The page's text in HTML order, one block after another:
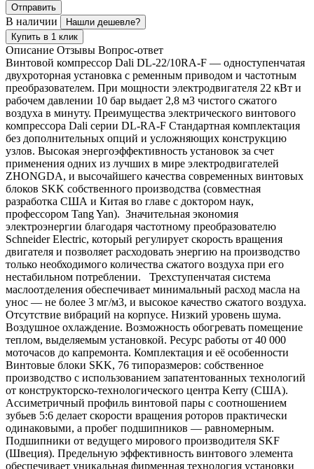
Отправить
В наличии
Нашли дешевле?
Купить в 1 клик
Описание Отзывы Вопрос-ответ
Винтовой компрессор Dali DL-22/10RA-F — одноступенчатая
двухроторная установка с ременным приводом и частотным
преобразователем. При мощности электродвигателя 22 кВт и
рабочем давлении 10 бар выдает 2,8 м3 чистого сжатого
воздуха в минуту. Преимущества электрического винтового
компрессора Dali серии DL-RA-F Стандартная комплектация
без дополнительных опций и усложняющих конструкцию
узлов. Высокая энергоэффективность установок за счет
применения одних из лучших в мире электродвигателей
ZHONGDA, и высочайшего качества современных винтовых
блоков SKK собственного производства (совместная
разработка США и Китая во главе с доктором наук,
профессором Tang Yan). Значительная экономия
электроэнергии благодаря частотному преобразователю
Schneider Electric, который регулирует скорость вращения
двигателя и позволяет расходовать энергию на производство
только необходимого количества сжатого воздуха при его
нестабильном потреблении. Трехступенчатая система
маслоотделения обеспечивает минимальный расход масла на
унос — не более 3 мг/м3, и высокое качество сжатого воздуха.
Отсутствие вибраций на корпусе. Низкий уровень шума.
Воздушное охлаждение. Возможность обогревать помещение
теплом, выделяемым установкой. Ресурс работы от 40 000
моточасов до капремонта. Комплектация и её особенности
Винтовые блоки SKK, 76 типоразмеров: собственное
производство с использованием запатентованных технологий
от конструкторско-технологического центра Kerry (США).
Ассиметричный профиль винтовой пары с соотношением
зубьев 5:6 делает скорости вращения роторов практически
одинаковыми, а пробег подшипников — равномерным.
Подшипники от ведущего мирового производителя SKF
(Швеция). Предельную эффективность винтового элемента
обеспечивает уникальная фирменная технология установки